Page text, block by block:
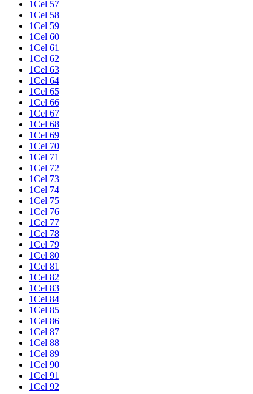
1Cel 57
1Cel 58
1Cel 59
1Cel 60
1Cel 61
1Cel 62
1Cel 63
1Cel 64
1Cel 65
1Cel 66
1Cel 67
1Cel 68
1Cel 69
1Cel 70
1Cel 71
1Cel 72
1Cel 73
1Cel 74
1Cel 75
1Cel 76
1Cel 77
1Cel 78
1Cel 79
1Cel 80
1Cel 81
1Cel 82
1Cel 83
1Cel 84
1Cel 85
1Cel 86
1Cel 87
1Cel 88
1Cel 89
1Cel 90
1Cel 91
1Cel 92